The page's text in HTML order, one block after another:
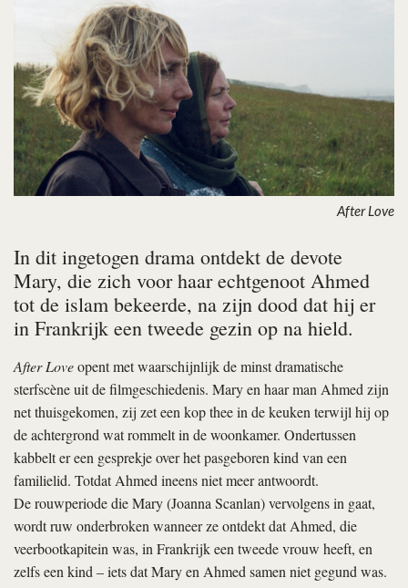
After Love
In dit ingetogen drama ontdekt de devote
Mary, die zich voor haar echtgenoot Ahmed
tot de islam bekeerde, na zijn dood dat hij er
in Frankrijk een tweede gezin op na hield.
After Loveopent met waarschijnlijk de minst dramatische
sterfscène uit de filmgeschiedenis. Mary en haar man Ahmed zijn
net thuisgekomen, zij zet een kop thee in de keuken terwijl hij op
de achtergrond wat rommelt in de woonkamer. Ondertussen
kabbelt er een gesprekje over het pasgeboren kind van een
familielid. Totdat Ahmed ineens niet meer antwoordt.
De rouwperiode die Mary (Joanna Scanlan) vervolgens in gaat,
wordt ruw onderbroken wanneer ze ontdekt dat Ahmed, die
veerbootkapitein was, in Frankrijk een tweede vrouw heeft, en
zelfs een kind – iets dat Mary en Ahmed samen niet gegund was.